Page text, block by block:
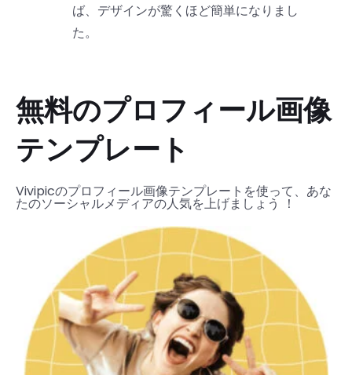
ば、デザインが驚くほど簡単になりまし
た。
無料のプロフィール画像
テンプレート
Vivipicのプロフィール画像テンプレートを使って、あな
たのソーシャルメディアの人気を上げましょう ！